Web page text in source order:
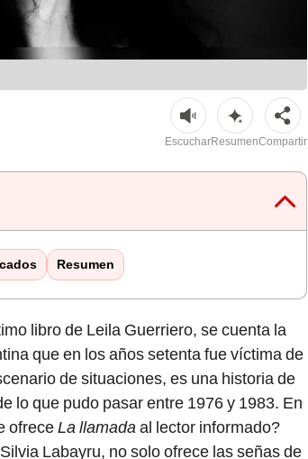
EscucharResumenCompartir
Resumen
libro de Leila Guerriero, se cuenta la
que en los años setenta fue víctima de
de situaciones, es una historia de
lo que pudo pasar entre 1976 y 1983. En
ofreceLa llamadaal lector informado?
Labayru, no solo ofrece las señas de